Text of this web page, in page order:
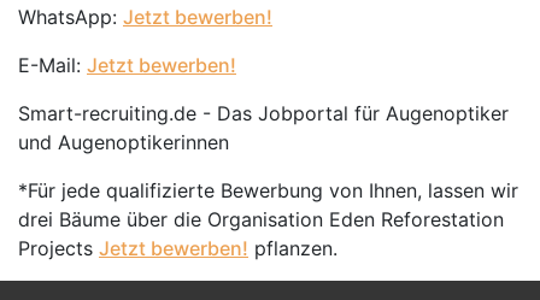
WhatsApp: Jetzt bewerben!
E-Mail: Jetzt bewerben!
Smart-recruiting.de - Das Jobportal für Augenoptiker
und Augenoptikerinnen
*Für jede qualifizierte Bewerbung von Ihnen, lassen wir
drei Bäume über die Organisation Eden Reforestation
Projects Jetzt bewerben! pflanzen.